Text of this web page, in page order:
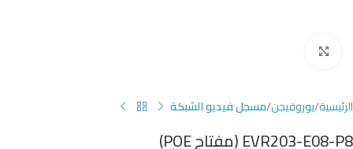
الرئيسية يوروفيجن مسجل فيديو الشبكة
EVR203-E08-P8 (مفتاح POE)